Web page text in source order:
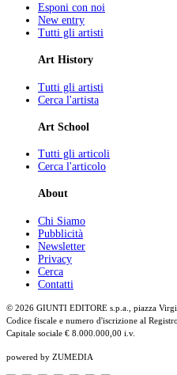
Esponi con noi
New entry
Tutti gli artisti
Art History
Tutti gli artisti
Cerca l'artista
Art School
Tutti gli articoli
Cerca l'articolo
About
Chi Siamo
Pubblicità
Newsletter
Privacy
Cerca
Contatti
© 2026 GIUNTI EDITORE s.p.a., piazza
Codice fiscale e numero d'iscrizione al
Capitale sociale € 8.000.000,00 i.v.
powered by ZUMEDIA